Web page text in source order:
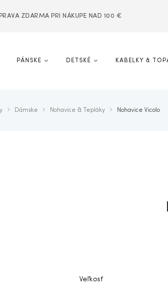
ZDARMA PRI NÁKUPE NAD 100 €
PÁNSKE DETSKÉ KABELKY &
Dámske Nohavice & Tepláky Nohavice Vicolo
Veľkosť